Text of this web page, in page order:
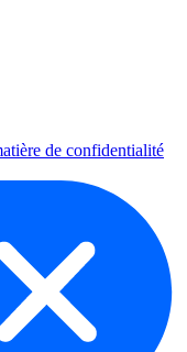
de confidentialité